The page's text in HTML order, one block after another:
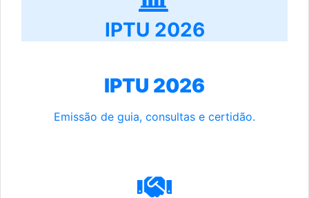
IPTU 2026
IPTU 2026
Emissão de guia, consultas e certidão.